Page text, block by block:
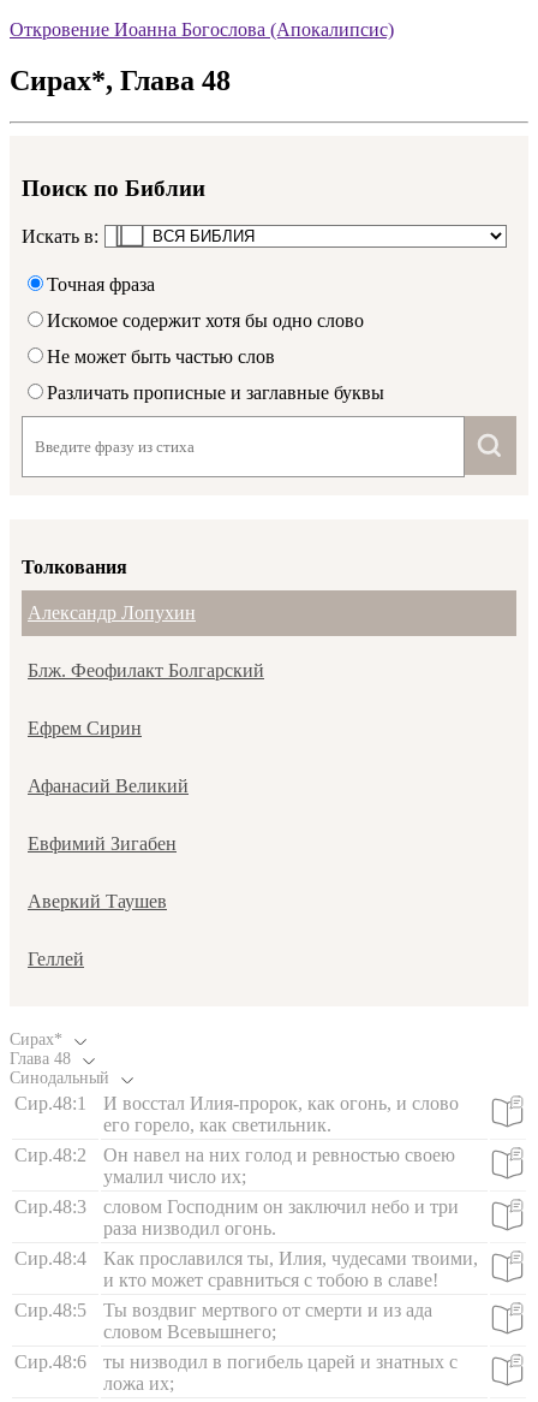
Откровение Иоанна Богослова (Апокалипсис)
Сирах*, Глава 48
Поиск по Библии
Искать в:
Точная фраза
Искомое содержит хотя бы одно слово
Не может быть частью слов
Различать прописные и заглавные буквы
Толкования
Александр Лопухин
Блж. Феофилакт Болгарский
Ефрем Сирин
Афанасий Великий
Евфимий Зигабен
Аверкий Таушев
Геллей
Сирах*
Глава 48
Синодальный
Сир.48:1
И восстал Илия-пророк, как огонь, и слово
его горело, как светильник.
Сир.48:2
Он навел на них голод и ревностью своею
умалил число их;
Сир.48:3
словом Господним он заключил небо и три
раза низводил огонь.
Сир.48:4
Как прославился ты, Илия, чудесами твоими,
и кто может сравниться с тобою в славе!
Сир.48:5
Ты воздвиг мертвого от смерти и из ада
словом Всевышнего;
Сир.48:6
ты низводил в погибель царей и знатных с
ложа их;